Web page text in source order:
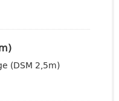
(DSM 2,5m)